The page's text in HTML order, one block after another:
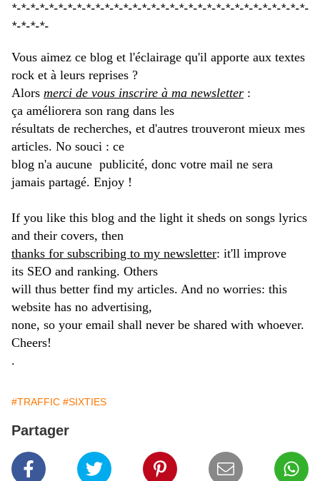
*-*-*-*-*-*-*-*-*-*-*-*-*-*-*-*-*-*-*-*-*-*-*-*-*-*-*-*-*-*-*-*-
*-*-*-*-
Vous aimez ce blog et l'éclairage qu'il apporte aux textes
rock et à leurs reprises ?
Alors merci de vous inscrire à ma newsletter :
ça améliorera son rang dans les
résultats de recherches, et d'autres trouveront mieux mes
articles. No souci : ce
blog n'a aucune publicité, donc votre mail ne sera
jamais partagé. Enjoy !
If you like this blog and the light it sheds on songs lyrics
and their covers, then
thanks for subscribing to my newsletter: it'll improve
its SEO and ranking. Others
will thus better find my articles. And no worries: this
website has no advertising,
none, so your email shall never be shared with whoever.
Cheers!
.
#TRAFFIC #SIXTIES
Partager